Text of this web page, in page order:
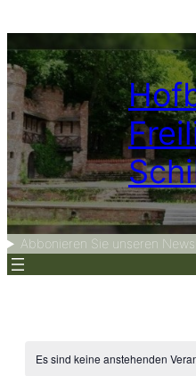
Abbonieren Sie unseren
Es sind keine anstehenden